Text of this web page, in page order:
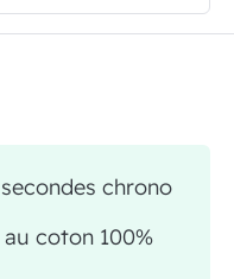
chrono
coton 100%